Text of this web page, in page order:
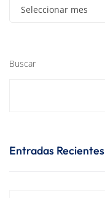
Seleccionar mes
Buscar
Entradas Recientes